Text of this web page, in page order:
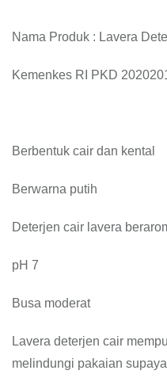
Nama Produk : Lavera
Kemenkes RI PKD
Berbentuk cair dan kental
Berwarna putih
Deterjen cair lavera
pH 7
Busa moderat
Lavera deterjen cair
melindungi pakaian